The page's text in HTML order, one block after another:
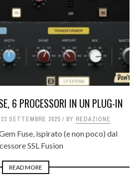
6 PROCESSORI IN UN PLUG-IN
23 SETTEMBRE 2025 BY REDAZIONE
Fuse, ispirato (e non poco) dal
SSL Fusion
READ MORE